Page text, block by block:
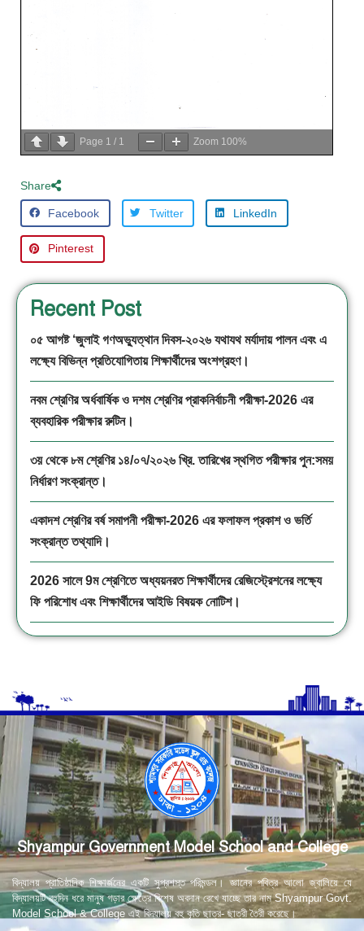
Page 1 / 1 Zoom 100%
Share
Facebook Twitter LinkedIn
Pinterest
Recent Post
০৫ আগষ্ট ‘জুলাই গণঅভ্যুত্থান দিবস-২০২৬ যথাযথ মর্যাদায় পালন এবং এ
লক্ষ্যে বিভিন্ন প্রতিযোগিতায় শিক্ষার্থীদের অংশগ্রহণ।
নবম শ্রেণির অর্ধবার্ষিক ও দশম শ্রেণির প্রাকনির্বাচনী পরীক্ষা-2026 এর
ব্যবহারিক পরীক্ষার রুটিন।
৩য় থেকে ৮ম শ্রেণির ১৪/০৭/২০২৬ খ্রি. তারিখের স্থগিত পরীক্ষার পুন:সময়
নির্ধারণ সংক্রান্ত।
একাদশ শ্রেণির বর্ষ সমাপনী পরীক্ষা-2026 এর ফলাফল প্রকাশ ও ভর্তি
সংক্রান্ত তথ্যাদি।
2026 সালে 9ম শ্রেণিতে অধ্যয়নরত শিক্ষার্থীদের রেজিস্ট্রেশনের লক্ষ্যে
ফি পরিশোধ এবং শিক্ষার্থীদের আইডি বিষয়ক নোটিশ।
Shyampur Government Model School and College
বিদ্যালয় প্রাতিষ্ঠানিক শিক্ষার্জনের একটি সুপ্রশস্ত পরিমন্ডল। জ্ঞানের পবিত্র আলো জ্বালিয়ে যে
বিদ্যালয়টি বহুদিন ধরে মানুষ গড়ার ক্ষেত্রে বিশেষ অবদান রেখে যাচ্ছে তার নাম Shyampur Govt.
Model School & College এই বিদ্যালয় বহু কৃতি ছাত্র- ছাত্রী তৈরী করেছে।